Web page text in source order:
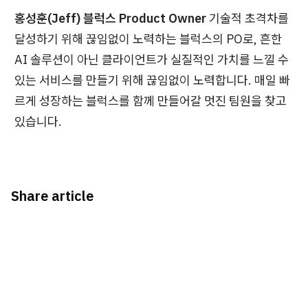
홍성훈(Jeff) 블럭스 Product Owner기술적 초격차를
달성하기 위해 끊임없이 노력하는 블럭스의 PO로, 흔한
AI 솔루션이 아닌 클라이언트가 실질적인 가치를 느낄 수
있는 서비스를 만들기 위해 끊임없이 노력합니다. 매일 빠
르게 성장하는 블럭스를 함께 만들어갈 멋진 팀원을 찾고
있습니다.
Share article